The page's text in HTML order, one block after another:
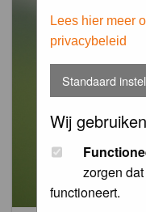
Lees hier meer
privacybeleid
Standaard
Wij
zorgen
functioneert.